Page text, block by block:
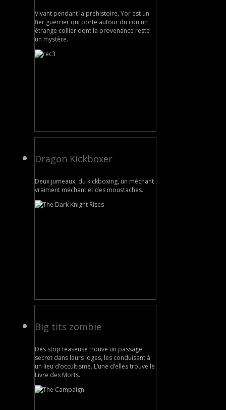
Vivant pendant la préhistoire, Yor est un
fier guerrier qui porte autour du cou un
étrange collier dont la provenance reste
un mystère.
Dragon Kickboxer
Deux jumeaux, du kickboxing, un méchant
vraiment méchant et des moustaches.
Big tits zombie
Des strip teaseuse trouve un passage
secret dans leurs loges, les conduisant à
un lieu d’occultisme. L’une d’elles trouve le
Livre des Morts.